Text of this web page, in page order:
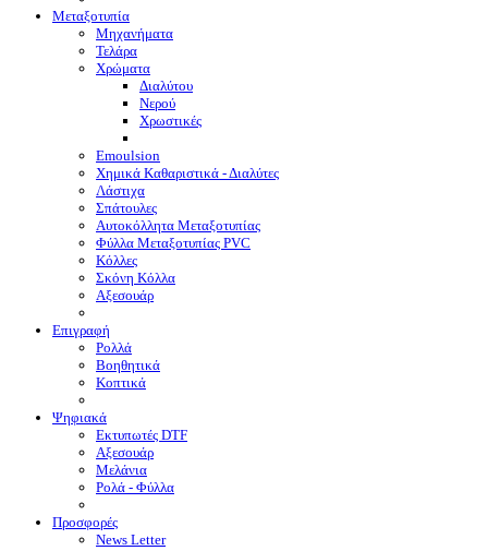
Μεταξοτυπία
Μηχανήματα
Τελάρα
Χρώματα
Διαλύτου
Νερού
Χρωστικές
Emoulsion
Χημικά Καθαριστικά - Διαλύτες
Λάστιχα
Σπάτουλες
Αυτοκόλλητα Μεταξοτυπίας
Φύλλα Μεταξοτυπίας PVC
Κόλλες
Σκόνη Κόλλα
Αξεσουάρ
Επιγραφή
Ρολλά
Βοηθητικά
Κοπτικά
Ψηφιακά
Eκτυπωτές DTF
Αξεσουάρ
Μελάνια
Ρολά - Φύλλα
Προσφορές
News Letter